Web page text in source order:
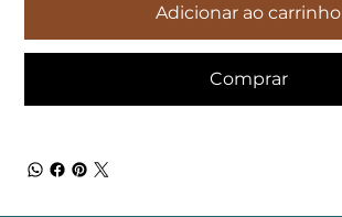
Adicionar ao carrinho
Comprar